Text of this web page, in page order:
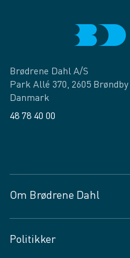
Brødrene Dahl A/S
Park Allé 370, 2605 Brøndby
Danmark
48 78 40 00
Om Brødrene Dahl
Vagttelefon 30 10 89 89
Politikker